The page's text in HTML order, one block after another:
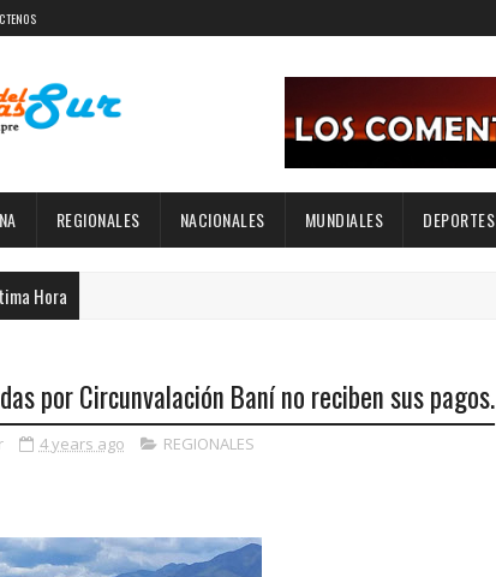
REGIONALES NACIONALES MUNDIALES DEPORTES
Hora
por Circunvalación Baní no reciben sus pagos.
4 years ago REGIONALES